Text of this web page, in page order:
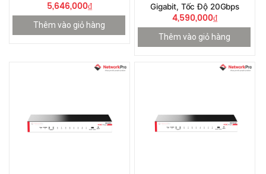
5,646,000₫
Thêm vào giỏ hàng
Gigabit, Tốc Độ 20Gbps
4,590,000₫
Thêm vào giỏ hàng